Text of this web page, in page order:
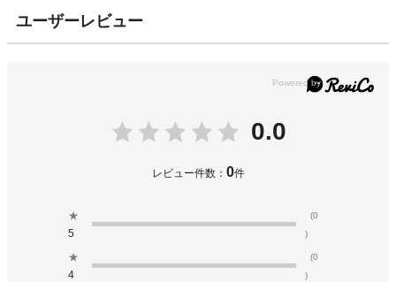
ユーザーレビュー
0.0
レビュー件数： 0件
★
5
(0
)
★
4
(0
)